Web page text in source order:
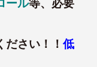
ール等、必要
さい！！ 低